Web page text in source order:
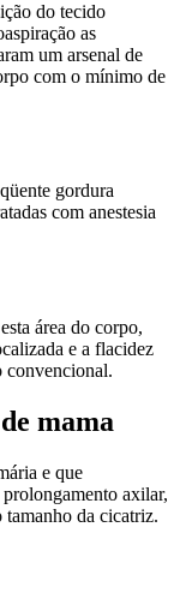
do tecido
as
um arsenal de
com o mínimo de
gordura
com anestesia
área do corpo,
e a flacidez
convencional.
mama
e que
axilar,
tamanho da cicatriz.